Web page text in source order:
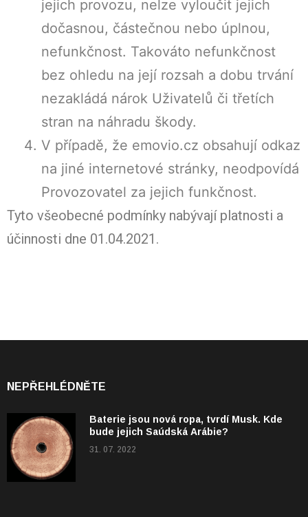
jejich provozu, nelze vyloučit jejich
dočasnou, částečnou nebo úplnou,
nefunkčnost. Takováto nefunkčnost
bez ohledu na její rozsah a dobu trvání
nezakládá nárok Uživatelů či třetích
stran na náhradu škody.
V případě, že emovio.cz obsahují odkaz
na jiné internetové stránky, neodpovídá
Provozovatel za jejich funkčnost.
Tyto všeobecné podmínky nabývají platnosti a
účinnosti dne 01.04.2021.
NEPŘEHLÉDNĚTE
Baterie jsou nová ropa, tvrdí Musk. Kde
bude jejich Saúdská Arábie?
31. 07. 2022